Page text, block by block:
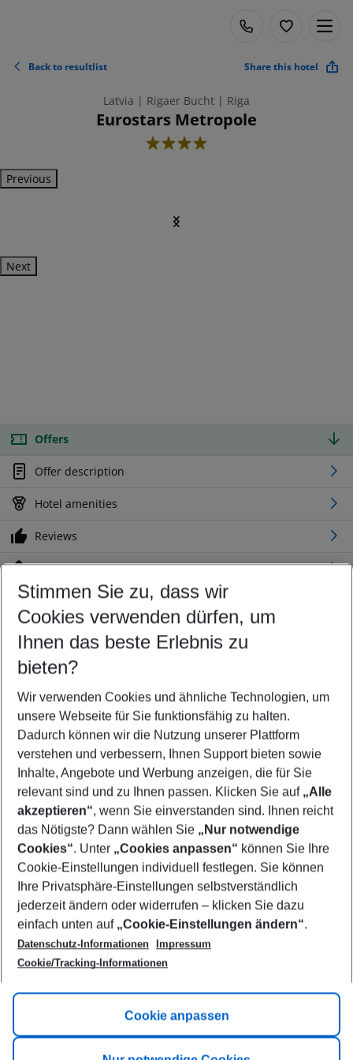
Back to resultlist Share this hotel
Latvia | Rigaer Bucht | Riga
Eurostars Metropole
4
Previous
Next
Offers
Offer description
Hotel amenities
Reviews
Location
Customize your offer
Find the perfect deal which suits your best
Your departure airport
Any airport
Select your date range
08/08/26–06/08/27 5-8 nights
Who will travel
2 adults No children
Show more filter
Footer
Footer navigation
Title A
Link A
Stimmen Sie zu, dass wir
Cookies verwenden dürfen, um
Ihnen das beste Erlebnis zu
bieten?
Wir verwenden Cookies und ähnliche Technologien, um
unsere Webseite für Sie funktionsfähig zu halten.
Dadurch können wir die Nutzung unserer Plattform
verstehen und verbessern, Ihnen Support bieten sowie
Inhalte, Angebote und Werbung anzeigen, die für Sie
relevant sind und zu Ihnen passen. Klicken Sie auf „Alle
akzeptieren“, wenn Sie einverstanden sind. Ihnen reicht
das Nötigste? Dann wählen Sie „Nur notwendige
Cookies“. Unter „Cookies anpassen“ können Sie Ihre
Cookie-Einstellungen individuell festlegen. Sie können
Ihre Privatsphäre-Einstellungen selbstverständlich
jederzeit ändern oder widerrufen – klicken Sie dazu
einfach unten auf „Cookie-Einstellungen ändern“.
Datenschutz-Informationen
Impressum
Cookie/Tracking-Informationen
Cookie anpassen